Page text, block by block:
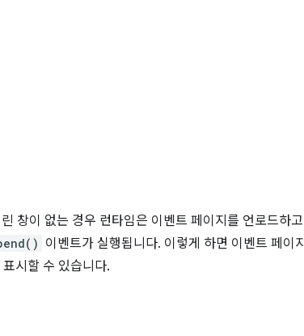
창이 없는 경우 런타임은 이벤트 페이지를 언로드하고
이벤트가 실행됩니다. 이렇게 하면 이벤트 페이지
시할 수 있습니다.